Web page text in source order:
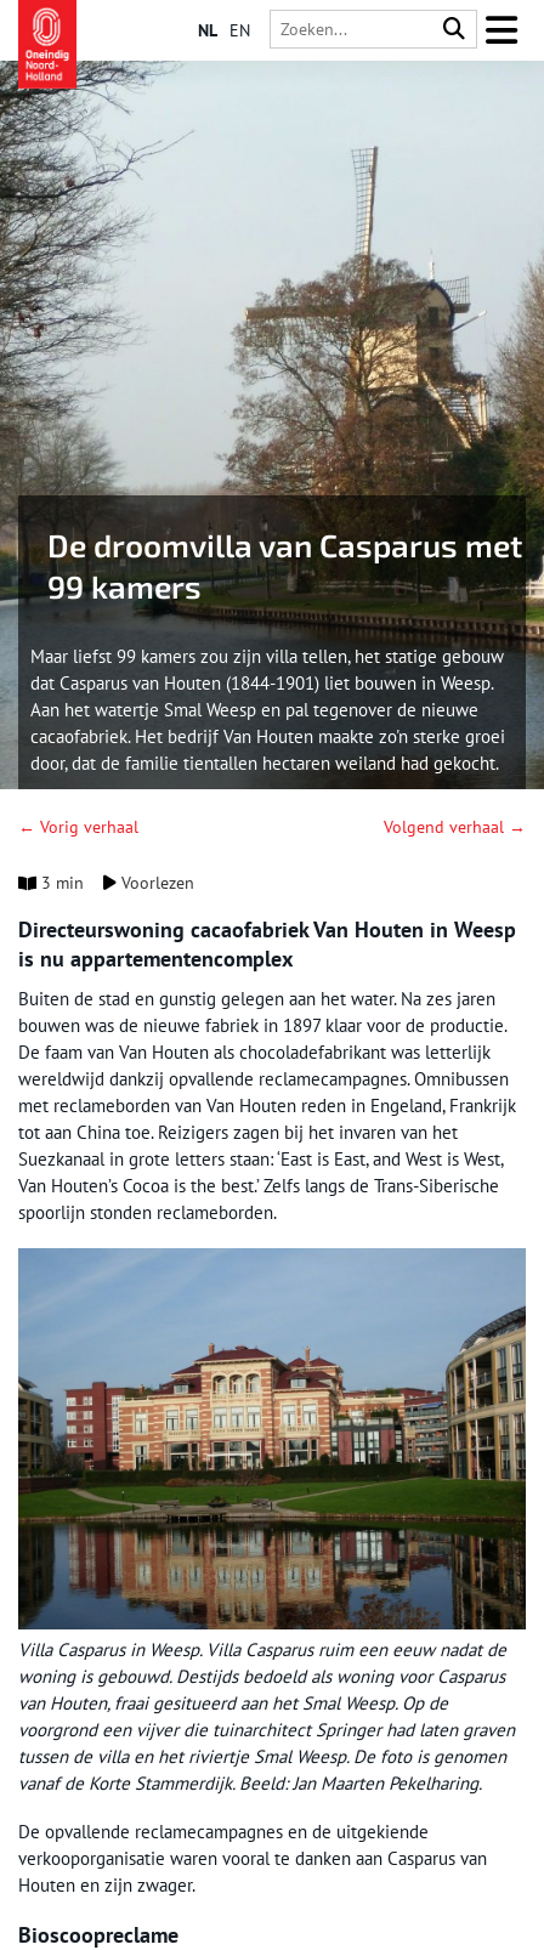
NL EN
De droomvilla van Casparus met
99 kamers
Maar liefst 99 kamers zou zijn villa tellen, het statige gebouw
dat Casparus van Houten (1844-1901) liet bouwen in Weesp.
Aan het watertje Smal Weesp en pal tegenover de nieuwe
cacaofabriek. Het bedrijf Van Houten maakte zo'n sterke groei
door, dat de familie tientallen hectaren weiland had gekocht.
← Vorig verhaal Volgend verhaal →
3 min Voorlezen
Directeurswoning cacaofabriek Van Houten in Weesp
is nu appartementencomplex
Buiten de stad en gunstig gelegen aan het water. Na zes jaren
bouwen was de nieuwe fabriek in 1897 klaar voor de productie.
De faam van Van Houten als chocoladefabrikant was letterlijk
wereldwijd dankzij opvallende reclamecampagnes. Omnibussen
met reclameborden van Van Houten reden in Engeland, Frankrijk
tot aan China toe. Reizigers zagen bij het invaren van het
Suezkanaal in grote letters staan: ‘East is East, and West is West,
Van Houten’s Cocoa is the best.’ Zelfs langs de Trans-Siberische
spoorlijn stonden reclameborden.
Villa Casparus in Weesp. Villa Casparus ruim een eeuw nadat de
woning is gebouwd. Destijds bedoeld als woning voor Casparus
van Houten, fraai gesitueerd aan het Smal Weesp. Op de
voorgrond een vijver die tuinarchitect Springer had laten graven
tussen de villa en het riviertje Smal Weesp. De foto is genomen
vanaf de Korte Stammerdijk. Beeld: Jan Maarten Pekelharing.
De opvallende reclamecampagnes en de uitgekiende
verkooporganisatie waren vooral te danken aan Casparus van
Houten en zijn zwager.
Bioscoopreclame